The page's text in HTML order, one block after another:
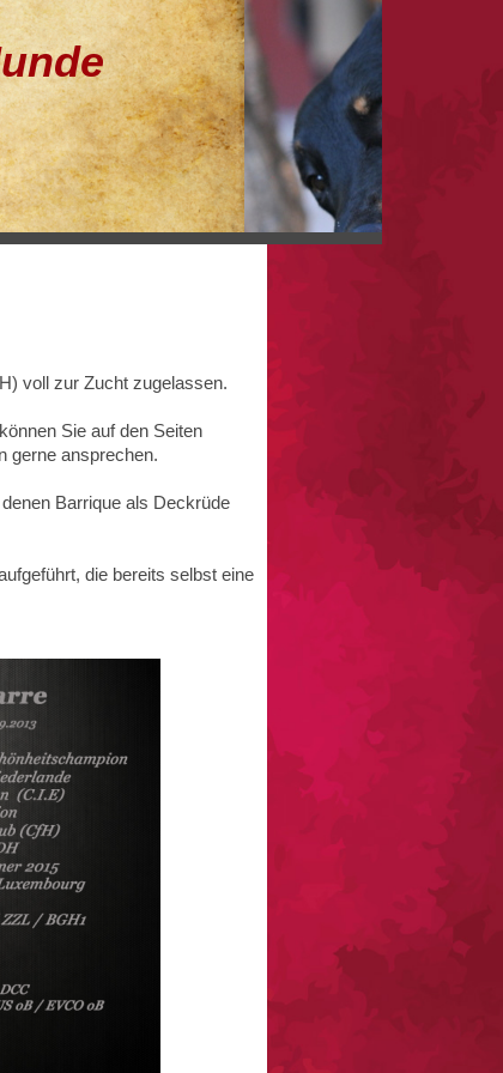
voll zur Zucht zugelassen.
Sie auf den Seiten
gerne ansprechen.
Barrique als Deckrüde
die bereits selbst eine